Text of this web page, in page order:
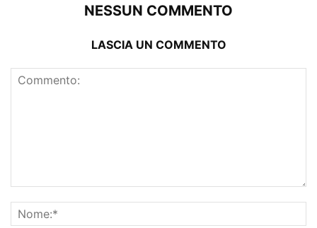
NESSUN COMMENTO
LASCIA UN COMMENTO